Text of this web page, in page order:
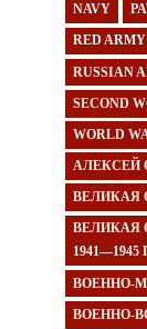
NAVY
RED ARMY
RUSSIAN
SECOND
WORLD
АЛЕКСЕЙ
ВЕЛИКАЯ
ВЕЛИКАЯ
1941—1945
ВОЕННО-
ВОЕННО-